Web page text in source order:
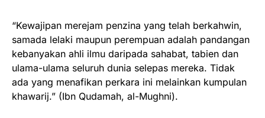
“Kewajipan merejam penzina yang telah berkahwin,
samada lelaki maupun perempuan adalah pandangan
kebanyakan ahli ilmu daripada sahabat, tabien dan
ulama-ulama seluruh dunia selepas mereka. Tidak
ada yang menafikan perkara ini melainkan kumpulan
khawarij.” (Ibn Qudamah, al-Mughni).